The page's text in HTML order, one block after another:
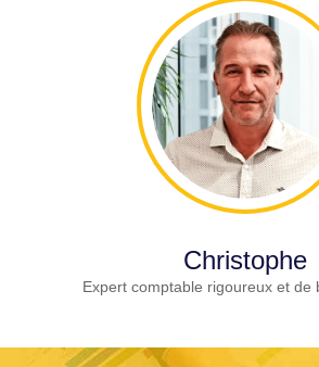
Christophe
Expert comptable rigoureux et de